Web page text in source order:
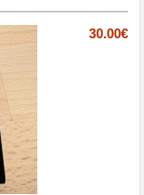
30.00€